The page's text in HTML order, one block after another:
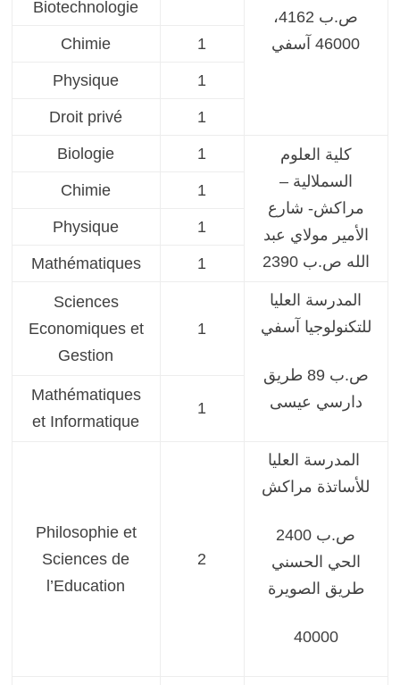
ص.ب 4162،
46000 آسفي
Biotechnologie
Chimie 1
Physique 1
Droit privé 1
Biologie 1
كلية العلوم
السملالية –
مراكش- شارع
الأمير مولاي عبد
الله ص.ب 2390
Chimie 1
Physique 1
Mathématiques 1
Sciences
Economiques et
Gestion
1
المدرسة العليا
للتكنولوجيا آسفي
ص.ب 89 طريق
دارسي عيسى
Mathématiques
et Informatique
1
Philosophie et
Sciences de
l’Education
2
المدرسة العليا
للأساتذة مراكش
ص.ب 2400
الحي الحسني
طريق الصويرة
40000